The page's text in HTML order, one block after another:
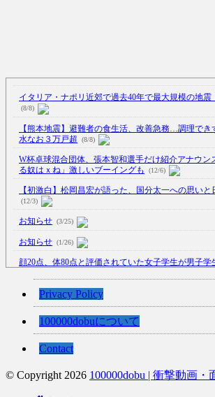
イタリア・ナポリ近郊で過去40年で最大規模の地震
(8/8)
【熊本地震】避難者の食生活、改善急務…調理で
水なお３万戸超
(8/8)
W杯卓球混合団体、張本智和選手だけ紹介アナウン
る奴はｘね」激しいブーイングも
(12/6)
【初激白】松岡昌宏が語った、国分太一への思い
(12/3)
お知らせ (3/25)
お知らせ (1/26)
顔20点、体80点と評価されていた女子学生が男子学
【中国】処理水の問題化狙うも不発？ASEAN関連
【韓国】54.1％「IAEA報告書を信用しない」
Privacy Policy
100000dobuについて
Contact
© Copyright 2026 100000dobu | 衝撃動画・